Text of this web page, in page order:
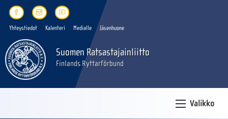
Yhteystiedot Kalenteri Medialle Jäsenhuone
Suomen Ratsastajainliitto
Finlands Ryttarförbund
Valikko